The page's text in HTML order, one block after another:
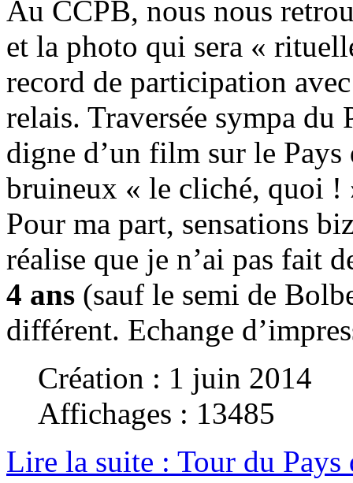
Au CCPB, nous nous
et la photo qui sera «
record de participation
relais. Traversée sympa du
digne d’un film sur le Pays
bruineux « le cliché, quoi !
Pour ma part, sensations
réalise que je n’ai pas fait
4 ans (sauf le semi de
différent. Echange
Création : 1 juin 2014
Affichages : 13485
Lire la suite : Tour du